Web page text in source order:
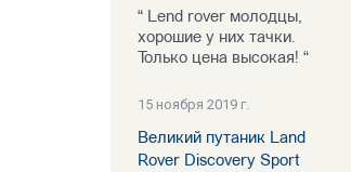
“ Lend rover молодцы,
хорошие у них тачки.
Только цена высокая! “
15 ноября 2019 г.
Великий путаник Land
Rover Discovery Sport